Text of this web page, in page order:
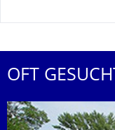
OFT GESUCHT